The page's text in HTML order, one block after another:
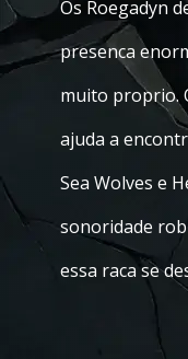
Os Roegadyn
presenca
muito proprio.
ajuda a
Sea Wolves e
sonoridade
essa raca se